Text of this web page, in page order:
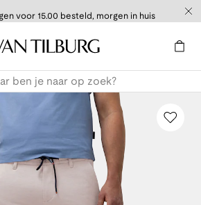
voor 15.00 besteld, morgen in huis